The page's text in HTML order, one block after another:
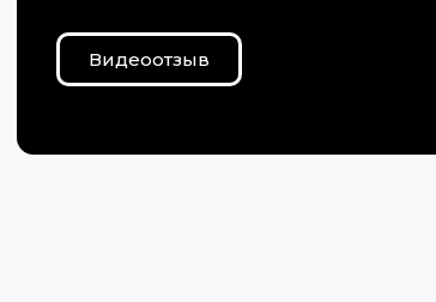
Видеоотзыв